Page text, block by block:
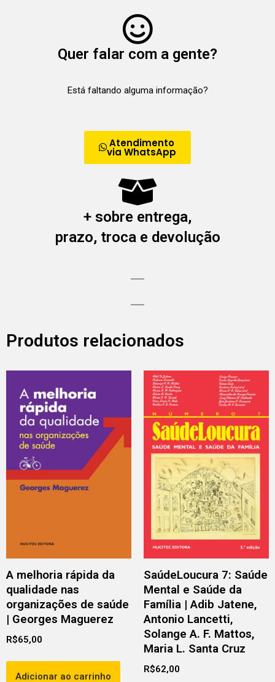
Quer falar com a gente?
Está faltando alguma informação?
Atendimento
via WhatsApp
+ sobre entrega,
prazo, troca e devolução
Produtos relacionados
A melhoria rápida da
qualidade nas
organizações de saúde
| Georges Maguerez
R$65,00
Adicionar ao carrinho
SaúdeLoucura 7: Saúde
Mental e Saúde da
Família | Adib Jatene,
Antonio Lancetti,
Solange A. F. Mattos,
Maria L. Santa Cruz
R$62,00